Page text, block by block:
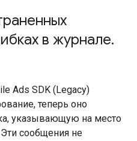
в журнале.
Ads SDK (Legacy)
теперь оно
указывающую на место
сообщения не